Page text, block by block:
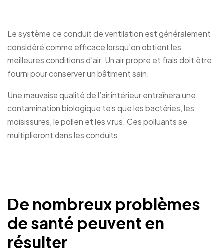
Le système de conduit de ventilation est généralement
considéré comme efficace lorsqu’on obtient les
meilleures conditions d’air. Un air propre et frais doit être
fourni pour conserver un bâtiment sain.
Une mauvaise qualité de l’air intérieur entraînera une
contamination biologique tels que les bactéries, les
moisissures, le pollen et les virus. Ces polluants se
multiplieront dans les conduits.
De nombreux problèmes
de santé peuvent en
résulter